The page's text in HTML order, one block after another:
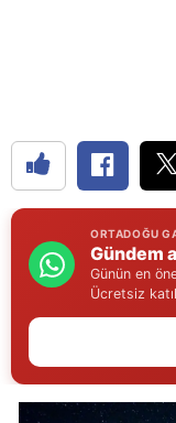
ORTADOĞU
Gündem
Günün en
Ücretsiz